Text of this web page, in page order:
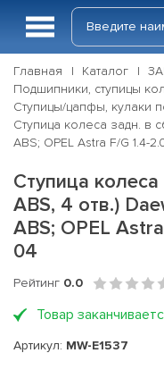
Главная Каталог
Подшипники, ступицы
Ступицы/цапфы, кулаки
Ступица колеса задн. в
ABS; OPEL Astra F/G 1.4-
Ступица
ABS, 4 отв.)
ABS; OPEL
04
Рейтинг 0.0
Товар
Артикул: MW-E1537